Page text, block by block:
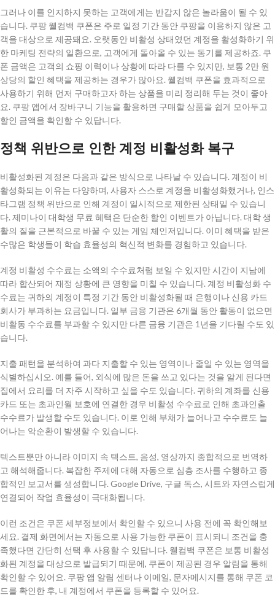
그러나 이를 인지하지 못하는 고객에게는 반갑지 않은 놀라움이 될 수 있
습니다. 쿠팡 웰컴백 쿠폰은 주로 일정 기간 동안 쿠팡을 이용하지 않은 고
객을 대상으로 제공돼요. 오랫동안 비활성 상태였던 계정을 활성화하기 위
한 마케팅 전략의 일환으로, 고객에게 돌아올 수 있는 동기를 제공하죠. 쿠
폰 금액은 고객의 쇼핑 이력이나 상황에 따라 다를 수 있지만, 보통 2만 원
상당의 할인 혜택을 제공하는 경우가 많아요. 웰컴백 쿠폰을 효과적으로
사용하기 위해 먼저 구매하고자 하는 상품을 미리 정리해 두는 것이 좋아
요. 쿠팡 앱에서 장바구니 기능을 활용하면 구매할 상품을 쉽게 모아두고
할인 금액을 확인할 수 있답니다.
정책 위반으로 인한 계정 비활성화 복구
비활성화된 계정은 다음과 같은 방식으로 나타날 수 있습니다. 계정이 비
활성화되는 이유는 다양하며, 사용자 스스로 계정을 비활성화했거나, 인스
타그램 정책 위반으로 인해 계정이 일시적으로 제한된 상태일 수 있습니
다. 제미나이 대학생 무료 혜택은 단순한 할인 이벤트가 아닙니다. 대학 생
활의 질을 근본적으로 바꿀 수 있는 게임 체인저입니다. 이미 혜택을 받은
수많은 학생들이 학습 효율성의 혁신적 변화를 경험하고 있습니다.
계정 비활성 수수료는 소액의 수수료처럼 보일 수 있지만 시간이 지남에
따라 합산되어 재정 상황에 큰 영향을 미칠 수 있습니다. 계정 비활성화 수
수료는 귀하의 계정이 특정 기간 동안 비활성화될 때 은행이나 신용 카드
회사가 부과하는 요금입니다. 일부 금융 기관은 6개월 동안 활동이 없으면
비활동 수수료를 부과할 수 있지만 다른 금융 기관은 1년을 기다릴 수도 있
습니다.
지출 패턴을 분석하여 과다 지출할 수 있는 영역이나 줄일 수 있는 영역을
식별하십시오. 예를 들어, 외식에 많은 돈을 쓰고 있다는 것을 알게 된다면
집에서 요리를 더 자주 시작하고 싶을 수도 있습니다. 귀하의 계좌를 신용
카드 또는 초과인월 보호에 연결한 경우 비활성 수수료로 인해 초과인출
수수료가 발생할 수도 있습니다. 이로 인해 부채가 늘어나고 수수료도 늘
어나는 악순환이 발생할 수 있습니다.
텍스트뿐만 아니라 이미지 속 텍스트, 음성, 영상까지 종합적으로 번역하
고 해석해줍니다. 복잡한 주제에 대해 자동으로 심층 조사를 수행하고 종
합적인 보고서를 생성합니다. Google Drive, 구글 독스, 시트와 자연스럽게
연결되어 작업 효율성이 극대화됩니다.
이런 조건은 쿠폰 세부정보에서 확인할 수 있으니 사용 전에 꼭 확인해보
세요. 결제 화면에서는 자동으로 사용 가능한 쿠폰이 표시되니 조건을 충
족했다면 간단히 선택 후 사용할 수 있답니다. 웰컴백 쿠폰은 보통 비활성
화된 계정을 대상으로 발급되기 때문에, 쿠폰이 제공된 경우 알림을 통해
확인할 수 있어요. 쿠팡 앱 알림 센터나 이메일, 문자메시지를 통해 쿠폰 코
드를 확인한 후, 내 계정에서 쿠폰을 등록할 수 있어요.